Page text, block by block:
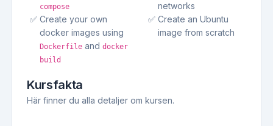
compose
Create your own
docker images using
Dockerfile and docker
build
networks
Create an Ubuntu
image from scratch
Kursfakta
Här finner du alla detaljer om kursen.